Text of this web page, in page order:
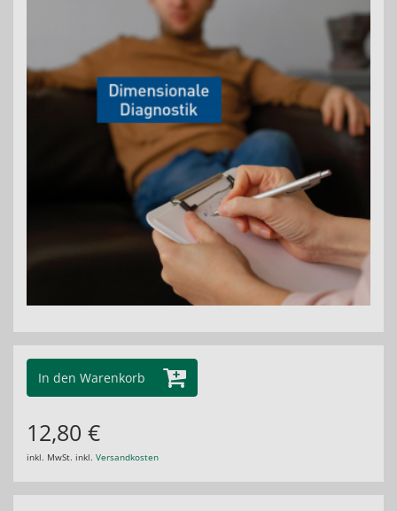
In den Warenkorb
12,80 €
inkl. MwSt. inkl. Versandkosten